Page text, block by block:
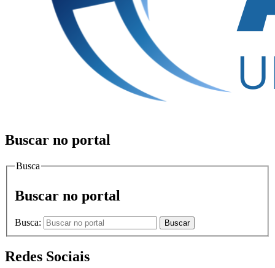
Buscar no portal
Busca
Buscar no portal
Busca: Buscar
Redes Sociais